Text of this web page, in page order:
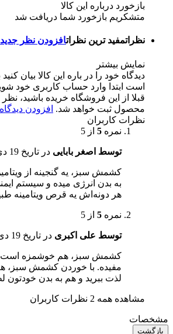
بازخورد درباره این کالا
متشکریم بازخورد شما دریافت شد
نظراتمفید ترین نظراتافزودن نظر
نمایش بیشتر
دیدگاه خود را در باره این کالا بیان کنید
است ابتدا وارد حساب کاربری خود
قبلا از این فروشگاه خریده باشید،
محصول ثبت خواهد شد. افزودن دیدگاه
نظرات کاربران
نمره 5 از 5
توسط اصغر بابایی در تاریخ 19 دی 1403
کشمش سبز، یه گنجینه از
به بدن انرژی میده و سیستم
هر دونه‌اش یه قرص ویتامینه
نمره 5 از 5
توسط علی اکبری در تاریخ 19 دی 1403
کشمش سبز، هم خوشمزه است
مفیده. با خوردن کشمش سبز،
لذت ببرید و هم به بدن خودتون
مشاهده همه 2 نظرات کاربران
مشخصات
بازگشت